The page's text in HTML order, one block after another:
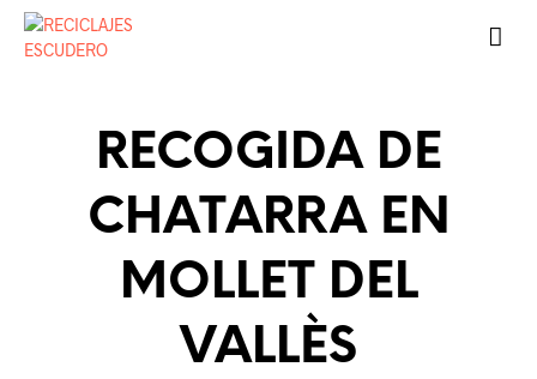
RECOGIDA DE
CHATARRA EN
MOLLET DEL
VALLÈS